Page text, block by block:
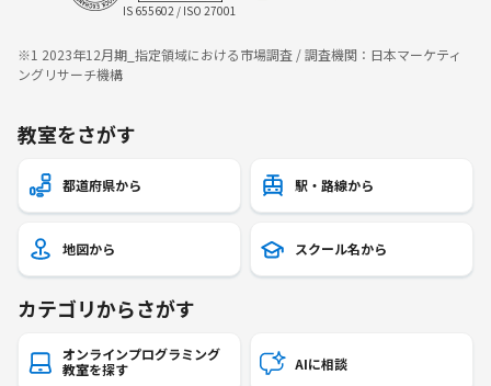
IS 655602 / ISO 27001
※1 2023年12月期_指定領域における市場調査 / 調査機関：日本マーケティ
ングリサーチ機構
教室をさがす
都道府県から 駅・路線から
地図から スクール名から
カテゴリからさがす
オンラインプログラミング
教室を探す
AIに相談